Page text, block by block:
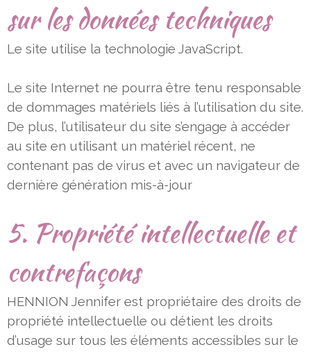
sur les données techniques
Le site utilise la technologie JavaScript.
Le site Internet ne pourra être tenu responsable
de dommages matériels liés à l’utilisation du site.
De plus, l’utilisateur du site s’engage à accéder
au site en utilisant un matériel récent, ne
contenant pas de virus et avec un navigateur de
dernière génération mis-à-jour
5. Propriété intellectuelle et
contrefaçons
HENNION Jennifer est propriétaire des droits de
propriété intellectuelle ou détient les droits
d’usage sur tous les éléments accessibles sur le